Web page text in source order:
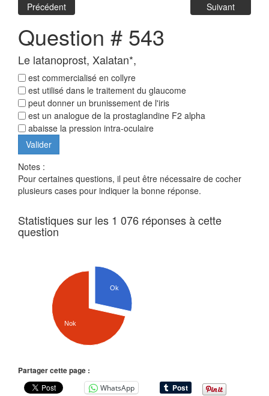
Précédent Suivant
Question # 543
Le latanoprost, Xalatan*,
est commercialisé en collyre
est utilisé dans le traitement du glaucome
peut donner un brunissement de l'iris
est un analogue de la prostaglandine F2 alpha
abaisse la pression intra-oculaire
Notes :
Pour certaines questions, il peut être nécessaire de cocher
plusieurs cases pour indiquer la bonne réponse.
Statistiques sur les 1 076 réponses à cette
question
Ok
Nok
Partager cette page :
WhatsApp